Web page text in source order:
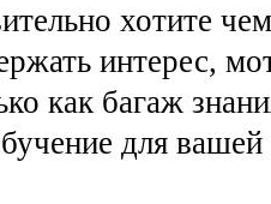
хотите
интерес,
как багаж
для вашей